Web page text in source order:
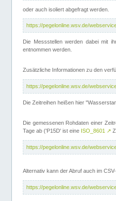
oder auch isoliert abgefragt werden.
https://pegelonline.wsv.de/
Die Messstellen werden dabei mit
entnommen werden.
Zusätzliche Informationen zu den
https://pegelonline.wsv.de/
Die Zeitreihen heißen hier
Die gemessenen Rohdaten einer
Tage ab ('P15D' ist eine ISO_8601 ↗
https://pegelonline.wsv.de/
Alternativ kann der Abruf auch im
https://pegelonline.wsv.de/